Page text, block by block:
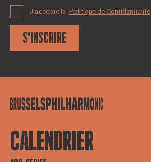
J'accepte la Politique de Confidentialité
S'INSCRIRE
CALENDRIER